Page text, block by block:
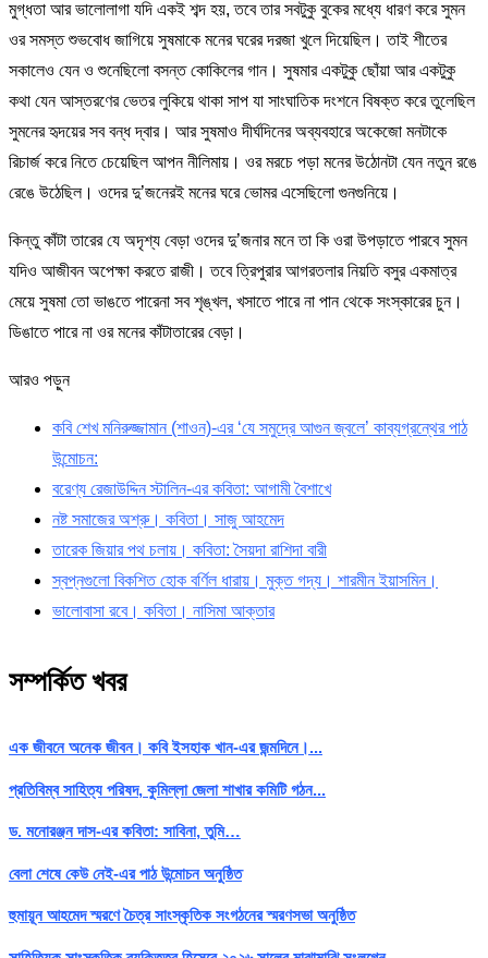
মুগ্ধতা আর ভালোলাগা যদি একই শব্দ হয়, তবে তার সবটুকু বুকের মধ্যে ধারণ করে সুমন
ওর সমস্ত শুভবোধ জাগিয়ে সুষমাকে মনের ঘরের দরজা খুলে দিয়েছিল। তাই শীতের
সকালেও যেন ও শুনেছিলো বসন্ত কোকিলের গান। সুষমার একটুকু ছোঁয়া আর একটুকু
কথা যেন আস্তরণের ভেতর লুকিয়ে থাকা সাপ যা সাংঘাতিক দংশনে বিষক্ত করে তুলেছিল
সুমনের হৃদয়ের সব বন্ধ দ্বার। আর সুষমাও দীর্ঘদিনের অব্যবহারে অকেজো মনটাকে
রিচার্জ করে নিতে চেয়েছিল আপন নীলিমায়। ওর মরচে পড়া মনের উঠোনটা যেন নতুন রঙে
রেঙে উঠেছিল। ওদের দু’জনেরই মনের ঘরে ভোমর এসেছিলো গুনগুনিয়ে।
কিন্তু কাঁটা তারের যে অদৃশ্য বেড়া ওদের দু’জনার মনে তা কি ওরা উপড়াতে পারবে সুমন
যদিও আজীবন অপেক্ষা করতে রাজী। তবে ত্রিপুরার আগরতলার নিয়তি বসুর একমাত্র
মেয়ে সুষমা তো ভাঙতে পারেনা সব শৃঙ্খল, খসাতে পারে না পান থেকে সংস্কারের চুন।
ডিঙাতে পারে না ওর মনের কাঁটাতারের বেড়া।
আরও পড়ুন
কবি শেখ মনিরুজ্জামান (শাওন)-এর ‘যে সমুদ্রে আগুন জ্বলে’ কাব্যগ্রন্থের পাঠ
উন্মোচন:
বরেণ্য রেজাউদ্দিন স্টালিন-এর কবিতা: আগামী বৈশাখে
নষ্ট সমাজের অশ্রু। কবিতা। সাজু আহমেদ
তারেক জিয়ার পথ চলায়। কবিতা: সৈয়দা রাশিদা বারী
স্বপ্নগুলো বিকশিত হোক বর্ণিল ধারায়। মুক্ত গদ্য। শারমীন ইয়াসমিন।
ভালোবাসা রবে। কবিতা। নাসিমা আক্তার
সম্পর্কিত খবর
এক জীবনে অনেক জীবন। কবি ইসহাক খান-এর জন্মদিনে।...
প্রতিবিম্ব সাহিত্য পরিষদ, কুমিল্লা জেলা শাখার কমিটি গঠন...
ড. মনোরঞ্জন দাস-এর কবিতা: সাবিনা, তুমি…
বেলা শেষে কেউ নেই-এর পাঠ উন্মোচন অনুষ্ঠিত
হুমায়ূন আহমেদ স্মরণে চৈত্র সাংস্কৃতিক সংগঠনের স্মরণসভা অনুষ্ঠিত